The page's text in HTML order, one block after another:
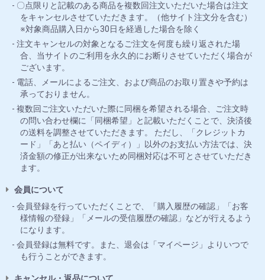
〇点限りと記載のある商品を複数回注文いただいた場合は注文
をキャンセルさせていただきます。（他サイト注文分を含む）
※対象商品購入日から30日を経過した場合を除く
注文キャンセルの対象となるご注文を何度も繰り返された場
合、当サイトのご利用を永久的にお断りさせていただく場合が
ございます。
電話、メールによるご注文、および商品のお取り置きや予約は
承っておりません。
複数回ご注文いただいた際に同梱を希望される場合、ご注文時
の問い合わせ欄に「同梱希望」と記載いただくことで、決済後
の送料を調整させていただきます。 ただし、「クレジットカ
ード」「あと払い（ペイディ）」以外のお支払い方法では、決
済金額の修正が出来ないため同梱対応は不可とさせていただき
ます。
会員について
会員登録を行っていただくことで、「購入履歴の確認」「お客
様情報の登録」「メールの受信履歴の確認」などが行えるよう
になります。
会員登録は無料です。また、退会は「マイページ」よりいつで
も行うことができます。